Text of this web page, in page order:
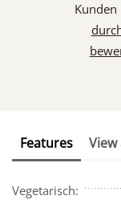
Features
Vegetarisch: